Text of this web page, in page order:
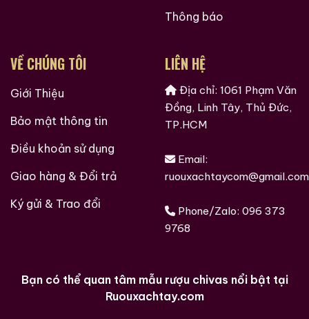
Ruouxachtay.com – Cham Vào Đam Mê
Thông báo
VỀ CHÚNG TÔI
Giới Thiệu
Bảo mật thông tin
Điều khoản sử dụng
Giao hàng & Đổi trả
Ký gửi & Trao đổi
LIÊN HỆ
Địa chỉ: 1061 Phạm Văn
Đồng, Linh Tây, Thủ Đức,
TP.HCM
Email:
ruouxachtaycom@gmail.com
Phone/Zalo: 096 373
9768
Bạn có thể quan tâm mẫu rượu chivas nổi bật tại
Ruouxachtay.com